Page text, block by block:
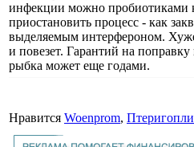
инфекции можно пробиотиками
приостановить процесс - как
выделяемым интерфероном.
и повезет. Гарантий на
рыбка может еще годами.
Нравится Woenprom,